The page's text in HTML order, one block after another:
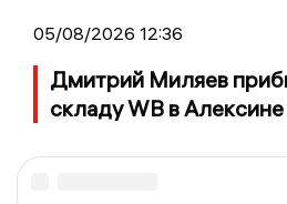
05/08/2026 12:36
Дмитрий Миляев
складу WB в Алексине